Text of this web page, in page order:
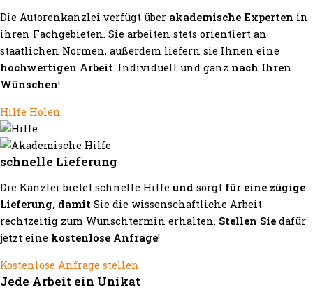
Die Autorenkanzlei verfügt über akademische Experten in
ihren Fachgebieten. Sie arbeiten stets orientiert an
staatlichen Normen, außerdem liefern sie Ihnen eine
hochwertigen Arbeit. Individuell und ganz nach Ihren
Wünschen!
Hilfe Holen
schnelle Lieferung
Die Kanzlei bietet schnelle Hilfe und sorgt für eine zügige
Lieferung, damit Sie die wissenschaftliche Arbeit
rechtzeitig zum Wunschtermin erhalten. Stellen Sie dafür
jetzt eine kostenlose Anfrage!
Kostenlose Anfrage stellen
Jede Arbeit ein Unikat